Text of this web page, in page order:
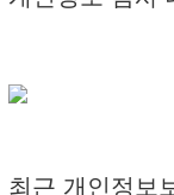
최근 개인정보